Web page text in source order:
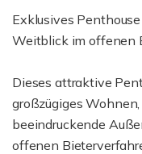
Exklusives
Weitblick im offenen
Dieses attraktive
großzügiges
beeindruckende
offenen